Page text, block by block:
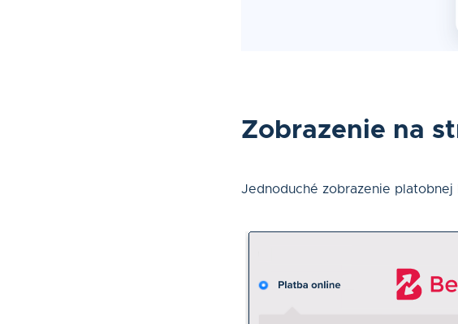
Zobrazenie na
Jednoduché zobrazenie platobnej